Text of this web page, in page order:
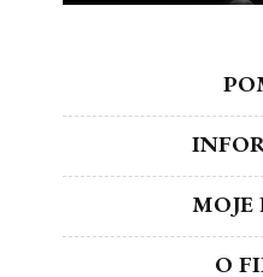
MOJE
O